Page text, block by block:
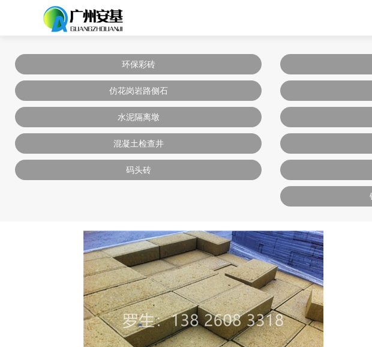
环保彩砖
仿花岗岩路侧石
水泥隔离墩
混凝土检查井
码头砖